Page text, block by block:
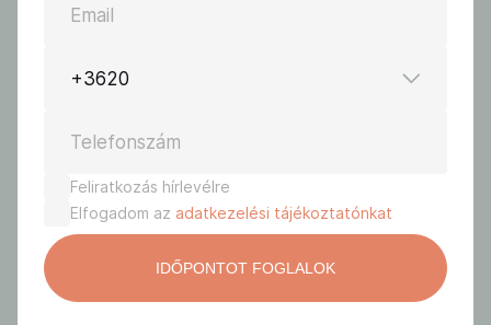
Email
+3620
Telefonszám
Feliratkozás hírlevélre
Elfogadom az adatkezelési tájékoztatónkat